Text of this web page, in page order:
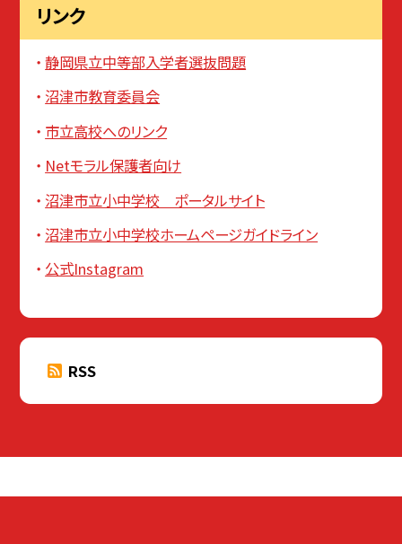
リンク
静岡県立中等部入学者選抜問題
沼津市教育委員会
市立高校へのリンク
Netモラル保護者向け
沼津市立小中学校 ポータルサイト
沼津市立小中学校ホームページガイドライン
公式Instagram
RSS